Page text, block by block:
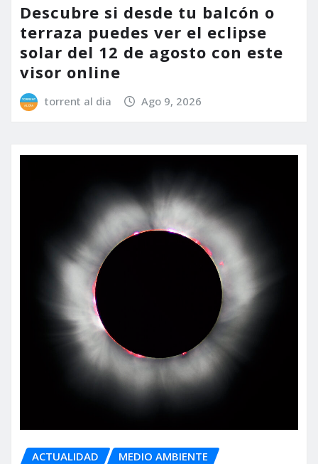
Descubre si desde tu balcón o
terraza puedes ver el eclipse
solar del 12 de agosto con este
visor online
torrent al dia Ago 9, 2026
ACTUALIDAD MEDIO AMBIENTE